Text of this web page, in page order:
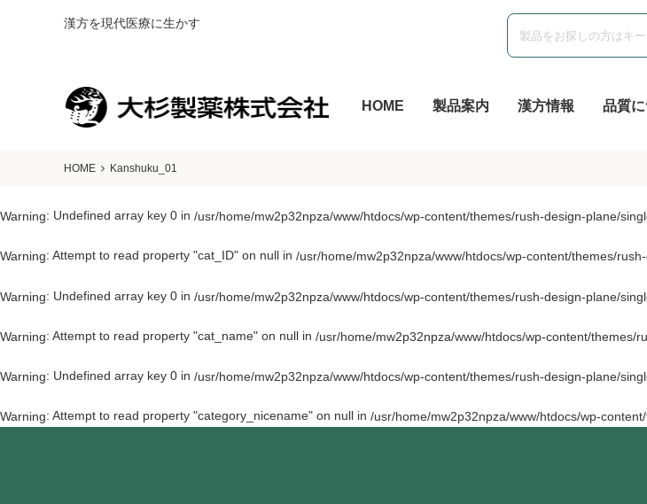
漢方を現代医療に生かす
HOME 製品案内 漢方情報 品質
HOME Kanshuku_01
Warning: Undefined array key 0 in /usr/home/mw2p32npza/www/htdocs/wp-content/themes/rush-design-plane/
Warning: Attempt to read property "cat_ID" on null in /usr/home/mw2p32npza/www/htdocs/wp-content/themes/
Warning: Undefined array key 0 in /usr/home/mw2p32npza/www/htdocs/wp-content/themes/rush-design-plane/
Warning: Attempt to read property "cat_name" on null in /usr/home/mw2p32npza/www/htdocs/wp-content/themes/
Warning: Undefined array key 0 in /usr/home/mw2p32npza/www/htdocs/wp-content/themes/rush-design-plane/
Warning: Attempt to read property "category_nicename" on null in /usr/home/mw2p32npza/www/htdocs/wp-